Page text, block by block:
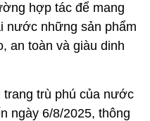
hợp tác để mang
nước những sản phẩm
an toàn và giàu dinh
trang trù phú của nước
ngày 6/8/2025, thông